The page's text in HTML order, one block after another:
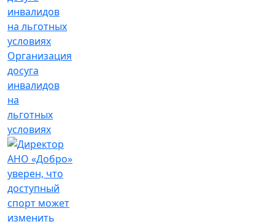
Организация
досуга
инвалидов
на
льготных
условиях